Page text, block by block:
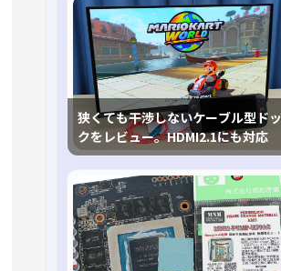
狭くても干渉しないケーブル型ドッ
クをレビュー。HDMI2.1にも対応